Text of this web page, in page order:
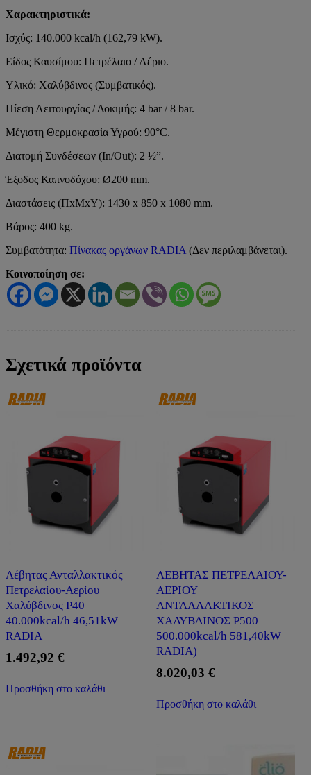
Χαρακτηριστικά:
Ισχύς: 140.000 kcal/h (162,79 kW).
Είδος Καυσίμου: Πετρέλαιο / Αέριο.
Υλικό: Χαλύβδινος (Συμβατικός).
Πίεση Λειτουργίας / Δοκιμής: 4 bar / 8 bar.
Μέγιστη Θερμοκρασία Υγρού: 90°C.
Διατομή Συνδέσεων (In/Out): 2 ½”.
Έξοδος Καπνοδόχου: Ø200 mm.
Διαστάσεις (ΠxΜxΥ): 1430 x 850 x 1080 mm.
Βάρος: 400 kg.
Συμβατότητα: Πίνακας οργάνων RADIA(Δεν περιλαμβάνεται).
Κοινοποίηση σε:
Σχετικά προϊόντα
Λέβητας Ανταλλακτικός
Πετρελαίου-Αερίου
Χαλύβδινος P40
40.000kcal/h 46,51kW
RADIA
1.492,92 €
Προσθήκη στο καλάθι
ΛΕΒΗΤΑΣ ΠΕΤΡΕΛΑΙΟΥ-
ΑΕΡΙΟΥ
ΑΝΤΑΛΛΑΚΤΙΚΟΣ
ΧΑΛΥΒΔΙΝΟΣ P500
500.000kcal/h 581,40kW
RADIA)
8.020,03 €
Προσθήκη στο καλάθι